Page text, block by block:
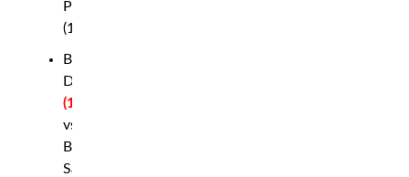
Prates
(169.6)
Beneil
Dariush
(157.2)
vs.
Benoit
Saint